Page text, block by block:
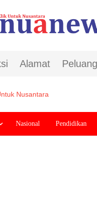
Alamat
Nusantara
Nasional Pendidikan